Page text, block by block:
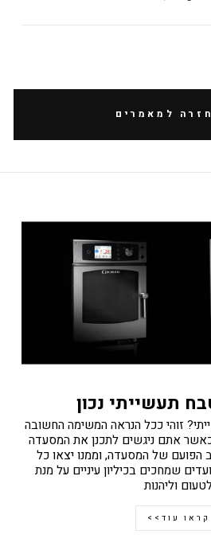
חזרה למאמרים
תעשייתי נכון
זוהי ככל הנראה המשימה החשובה
אתם ניגשים לתכנן את המסעדה
של המסעדה, וממנו יצאו כל
שמחכים בכיליון עיניים על מנת
וליהנות
קראו עוד>>